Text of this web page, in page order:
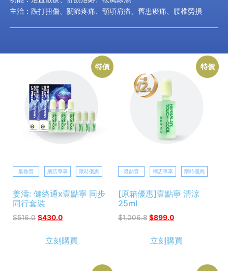
主治：跌打扭傷、關節疼痛、頸項肩痛、舊患痠痛、腰椎勞損
特價
最熱賣 網店專享 限時優惠
姜濤: 健絡通x壹點寧 同步
同行套裝
$516.0 $430.0
立刻購買
特價
最熱賣 網店專享 限時優惠
[原箱優惠]壹點寧 清涼
25ml
$1,006.8 $899.0
立刻購買